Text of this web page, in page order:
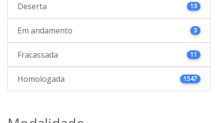
Deserta 13
Em andamento 3
Fracassada 11
Homologada 1547